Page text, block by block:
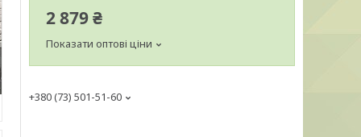
2 879 ₴
Показати оптові ціни
+380 (73) 501-51-60